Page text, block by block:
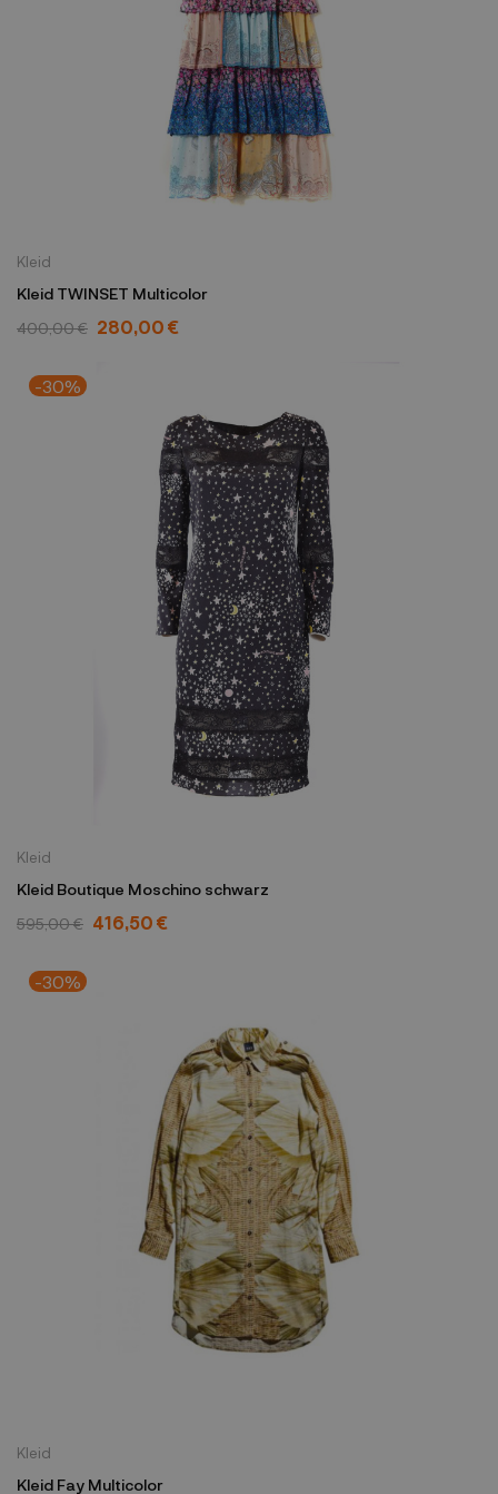
Kleid
Kleid TWINSET Multicolor
400,00 € 280,00 €
-30%
Kleid
Kleid Boutique Moschino schwarz
595,00 € 416,50 €
-30%
Kleid
Kleid Fay Multicolor